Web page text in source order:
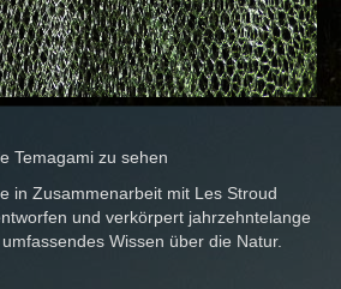
Temagami zu sehen
in Zusammenarbeit mit Les Stroud
und verkörpert jahrzehntelange
Wissen über die Natur.